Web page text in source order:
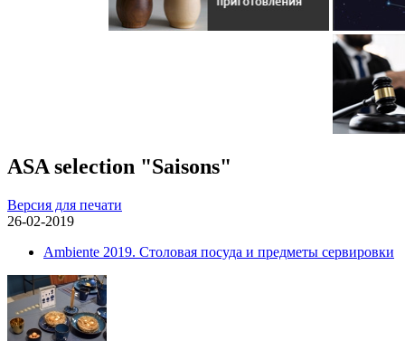
ASA selection "Saisons"
Версия для печати
26-02-2019
Ambiente 2019. Столовая посуда и предметы сервировки